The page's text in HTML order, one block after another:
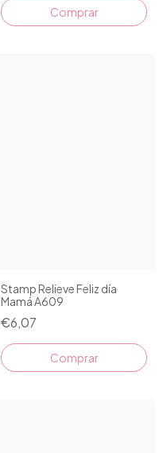
Comprar
Stamp Relieve Feliz día
Mamá A609
€6,07